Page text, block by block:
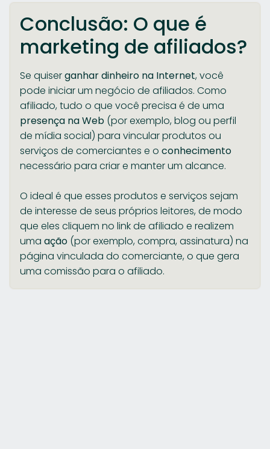
Conclusão: O que é
marketing de afiliados?
Se quiserganhar dinheiro na Internet, você
pode iniciar um negócio de afiliados. Como
afiliado, tudo o que você precisa é de uma
presença na Web (por exemplo, blog ou perfil
de mídia social) para vincular produtos ou
serviços de comerciantes e o conhecimento
necessário para criar e manter um alcance.
O ideal é que esses produtos e serviços sejam
de interesse de seus próprios leitores, de modo
que eles cliquem no link de afiliado e realizem
uma ação (por exemplo, compra, assinatura) na
página vinculada do comerciante, o que gera
uma comissão para o afiliado.